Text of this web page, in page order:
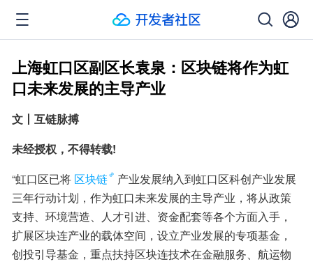
上海虹口区副区长袁泉：区块链将作为虹
口未来发展的主导产业
文丨互链脉搏
未经授权，不得转载!
“虹口区已将 区块链
产业发展纳入到虹口区科创产业发展
三年行动计划，作为虹口未来发展的主导产业，将从政策
支持、环境营造、人才引进、资金配套等各个方面入手，
扩展区块连产业的载体空间，设立产业发展的专项基金，
创投引导基金，重点扶持区块连技术在金融服务、航运物